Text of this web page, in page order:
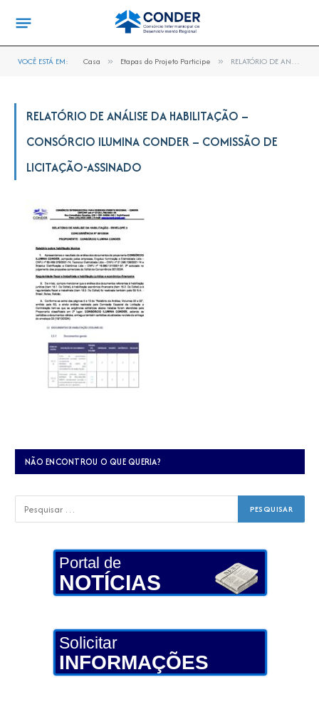
VOCÊ ESTÁ EM: Casa » Etapas do Projeto Participe » RELATÓRIO DE ANÁLISE DA HABILITAÇÃO – CONSÓRCIO ILUMINA CONDER – COMISSÃO DE LICITAÇÃO-assinado
RELATÓRIO DE ANÁLISE DA HABILITAÇÃO –
CONSÓRCIO ILUMINA CONDER – COMISSÃO DE
LICITAÇÃO-ASSINADO
NÃO ENCONTROU O QUE QUERIA?
Portal de
NOTÍCIAS
Solicitar
INFORMAÇÕES